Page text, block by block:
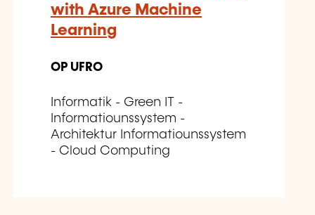
with Azure Machine
Learning
OP UFRO
Informatik - Green IT -
Informatiounssystem -
Architektur Informatiounssystem
- Cloud Computing